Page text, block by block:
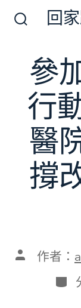
換
開
關
回
參
行
醫
撐
文 作者：
分
類